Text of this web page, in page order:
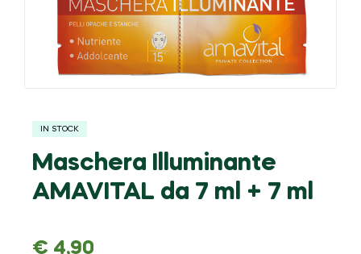
IN STOCK
Maschera Illuminante
AMAVITAL da 7 ml + 7 ml
€ 4,90